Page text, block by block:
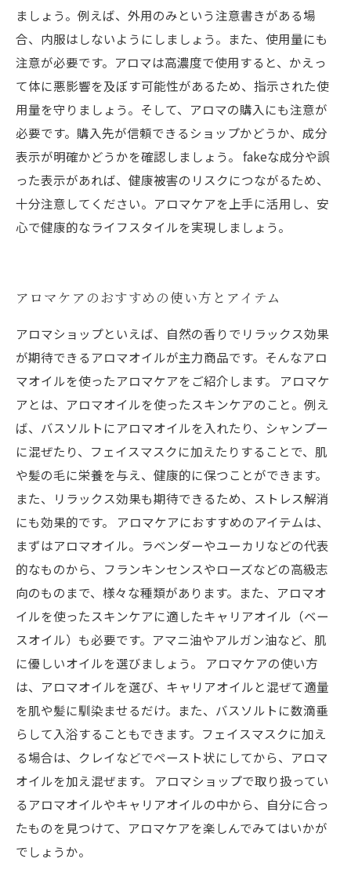
ましょう。例えば、外用のみという注意書きがある場
合、内服はしないようにしましょう。また、使用量にも
注意が必要です。アロマは高濃度で使用すると、かえっ
て体に悪影響を及ぼす可能性があるため、指示された使
用量を守りましょう。そして、アロマの購入にも注意が
必要です。購入先が信頼できるショップかどうか、成分
表示が明確かどうかを確認しましょう。 fakeな成分や誤
った表示があれば、健康被害のリスクにつながるため、
十分注意してください。アロマケアを上手に活用し、安
心で健康的なライフスタイルを実現しましょう。
アロマケアのおすすめの使い方とアイテム
アロマショップといえば、自然の香りでリラックス効果
が期待できるアロマオイルが主力商品です。そんなアロ
マオイルを使ったアロマケアをご紹介します。 アロマケ
アとは、アロマオイルを使ったスキンケアのこと。例え
ば、バスソルトにアロマオイルを入れたり、シャンプー
に混ぜたり、フェイスマスクに加えたりすることで、肌
や髪の毛に栄養を与え、健康的に保つことができます。
また、リラックス効果も期待できるため、ストレス解消
にも効果的です。 アロマケアにおすすめのアイテムは、
まずはアロマオイル。ラベンダーやユーカリなどの代表
的なものから、フランキンセンスやローズなどの高級志
向のものまで、様々な種類があります。また、アロマオ
イルを使ったスキンケアに適したキャリアオイル（ベー
スオイル）も必要です。アマニ油やアルガン油など、肌
に優しいオイルを選びましょう。 アロマケアの使い方
は、アロマオイルを選び、キャリアオイルと混ぜて適量
を肌や髪に馴染ませるだけ。また、バスソルトに数滴垂
らして入浴することもできます。フェイスマスクに加え
る場合は、クレイなどでペースト状にしてから、アロマ
オイルを加え混ぜます。 アロマショップで取り扱ってい
るアロマオイルやキャリアオイルの中から、自分に合っ
たものを見つけて、アロマケアを楽しんでみてはいかが
でしょうか。